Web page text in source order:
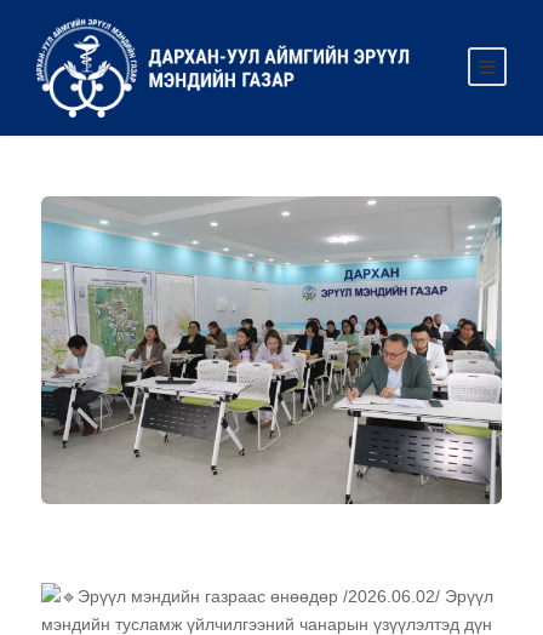
Эрүүл мэндийн газраас өнөөдөр /2026.06.02/ Эрүүл
мэндийн тусламж үйлчилгээний чанарын үзүүлэлтэд дүн